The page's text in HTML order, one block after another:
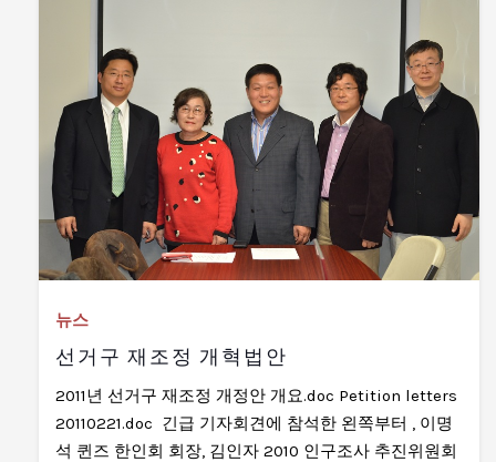
뉴스
선거구 재조정 개혁법안
2011년 선거구 재조정 개정안 개요.doc Petition letters
20110221.doc 긴급 기자회견에 참석한 왼쪽부터 , 이명
석 퀸즈 한인회 회장, 김인자 2010 인구조사 추진위원회